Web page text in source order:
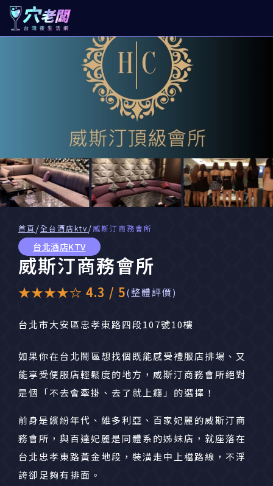
首頁 /全台酒店ktv/威斯汀商務會所
台北酒店KTV
威斯汀商務會所
★★★★☆ 4.3 / 5(整體評價)
台北市大安區忠孝東路四段107號10樓
如果你在台北鬧區想找個既能感受禮服店排場、又
能享受便服店輕鬆度的地方，威斯汀商務會所絕對
是個「不去會牽掛、去了就上癮」的選擇！
前身是繽紛年代、維多利亞、百家妃麗的威斯汀商
務會所，與百達妃麗是同體系的姊妹店，就座落在
台北忠孝東路黃金地段，裝潢走中上檔路線，不浮
誇卻足夠有排面。